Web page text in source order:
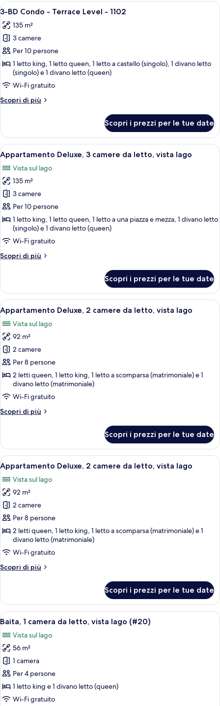
camere
letto,
lato
lago
Apri
tutte
le
foto
per
3-
Condo
-
-
1102
Una camera da letto con un letto,
26
3-BD Condo - Terrace Level - 1102
135 m²
3 camere
Per 10 persone
1 letto king, 1 letto queen, 1 letto a castello (singolo), 1 divano letto
(singolo) e 1 divano letto (queen)
Wi-Fi gratuito
Scopri di più
Altri
BD
Condo
-
Terrace
Level
1102
Scopri i prezzi per le tue date
Apri
tutte
le
foto
per
Appartamento
Deluxe,
camere
da
letto,
lago
Una camera da letto con un letto,
26
Appartamento Deluxe, 3 camere da letto, vista lago
Vista sul lago
135 m²
3 camere
Per 10 persone
1 letto king, 1 letto queen, 1 letto a una piazza e mezza, 1 divano letto
(singolo) e 1 divano letto (queen)
Wi-Fi gratuito
Scopri di più
Altri
Deluxe,
camere
da
letto,
vista
lago
Scopri i prezzi per le tue date
Apri
tutte
le
foto
per
Appartamento
Deluxe,
camere
da
letto,
lago
Un soggiorno con camino, divani in
25
Appartamento Deluxe, 2 camere da letto, vista lago
Vista sul lago
92 m²
2 camere
Per 8 persone
2 letti queen, 1 letto king, 1 letto a scomparsa (matrimoniale) e 1
divano letto (matrimoniale)
Wi-Fi gratuito
Scopri di più
Altri
Deluxe,
camere
da
letto,
vista
lago
Scopri i prezzi per le tue date
Apri
tutte
le
foto
per
Appartamento
Deluxe,
camere
da
letto,
lago
Un soggiorno con un divano, un
24
Appartamento Deluxe, 2 camere da letto, vista lago
Vista sul lago
92 m²
2 camere
Per 8 persone
2 letti queen, 1 letto king, 1 letto a scomparsa (matrimoniale) e 1
divano letto (matrimoniale)
Wi-Fi gratuito
Scopri di più
Altri
Deluxe,
camere
letto,
vista
lago
Scopri i prezzi per le tue date
Apri
tutte
le
foto
per
Baita,
1
camera
Camera da letto con rivestimento in
6
Baita, 1 camera da letto, vista lago (#20)
Vista sul lago
56 m²
1 camera
Per 4 persone
1 letto king e 1 divano letto (queen)
Wi-Fi gratuito